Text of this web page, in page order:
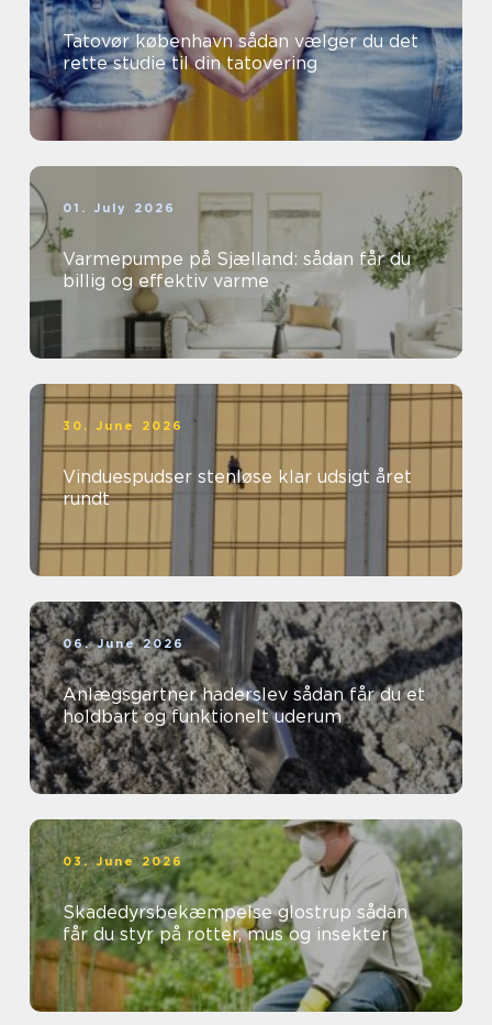
Tatovør københavn sådan vælger du det
rette studie til din tatovering
01. July 2026
Varmepumpe på Sjælland: sådan får du
billig og effektiv varme
30. June 2026
Vinduespudser stenløse klar udsigt året
rundt
06. June 2026
Anlægsgartner haderslev sådan får du et
holdbart og funktionelt uderum
03. June 2026
Skadedyrsbekæmpelse glostrup sådan
får du styr på rotter, mus og insekter